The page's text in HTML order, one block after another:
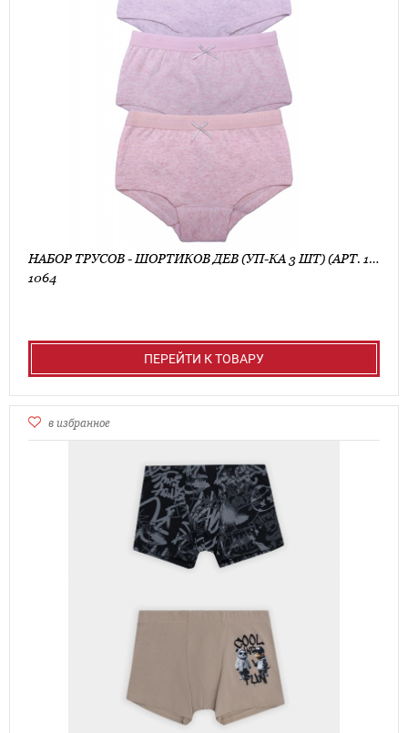
НАБОР ТРУСОВ - ШОРТИКОВ ДЕВ (УП-КА 3 ШТ) (АРТ. 1064)
1064
ПЕРЕЙТИ К ТОВАРУ
в избранное